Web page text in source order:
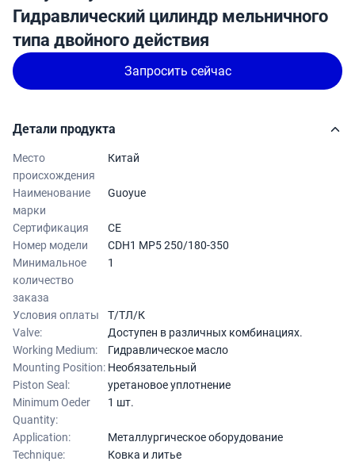
Гидравлический цилиндр мельничного
типа двойного действия
Запросить сейчас
Детали продукта
Место
происхождения
Китай
Наименование
марки
Guoyue
Сертификация
CE
Номер модели
CDH1 MP5 250/180-350
Минимальное
количество
заказа
1
Условия оплаты
Т/ТЛ/К
Valve:
Доступен в различных комбинациях.
Working Medium:
Гидравлическое масло
Mounting Position: Необязательный
Piston Seal:
уретановое уплотнение
Minimum Oeder
Quantity:
1 шт.
Application:
Металлургическое оборудование
Technique:
Ковка и литье